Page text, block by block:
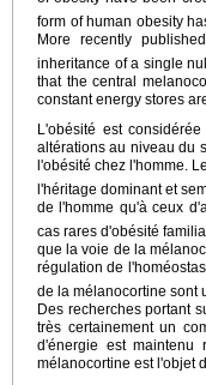
form of human obesity
More recently
inheritance of a single
that the central
constant energy stores
L'obésité est
altérations au niveau du
l'obésité chez l'homme.
l'héritage dominant et
de l'homme qu'à ceux
cas rares d'obésité
que la voie de la
régulation de
de la mélanocortine sont
Des recherches portant
très certainement un
d'énergie est maintenu
mélanocortine est l'objet